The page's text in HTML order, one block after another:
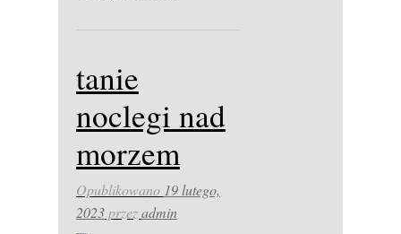
tanie
noclegi nad
morzem
Opublikowano 19 lutego,
2023przezadmin